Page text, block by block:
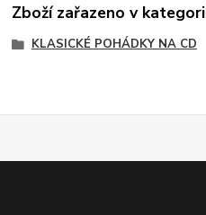
Zboží zařazeno v
KLASICKÉ POHÁDKY NA CD